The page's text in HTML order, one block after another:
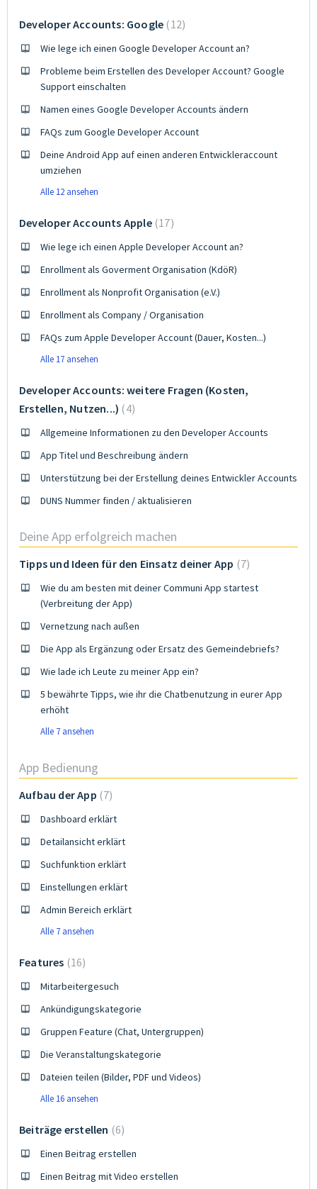
Developer Accounts: Google 12
Wie lege ich einen Google Developer Account an?
Probleme beim Erstellen des Developer Account? Google
Support einschalten
Namen eines Google Developer Accounts ändern
FAQs zum Google Developer Account
Deine Android App auf einen anderen Entwickleraccount
umziehen
Alle 12 ansehen
Developer Accounts Apple 17
Wie lege ich einen Apple Developer Account an?
Enrollment als Goverment Organisation (KdöR)
Enrollment als Nonprofit Organisation (e.V.)
Enrollment als Company / Organisation
FAQs zum Apple Developer Account (Dauer, Kosten...)
Alle 17 ansehen
Developer Accounts: weitere Fragen (Kosten,
Erstellen, Nutzen...) 4
Allgemeine Informationen zu den Developer Accounts
App Titel und Beschreibung ändern
Unterstützung bei der Erstellung deines Entwickler Accounts
DUNS Nummer finden / aktualisieren
Deine App erfolgreich machen
Tipps und Ideen für den Einsatz deiner App 7
Wie du am besten mit deiner Communi App startest
(Verbreitung der App)
Vernetzung nach außen
Die App als Ergänzung oder Ersatz des Gemeindebriefs?
Wie lade ich Leute zu meiner App ein?
5 bewährte Tipps, wie ihr die Chatbenutzung in eurer App
erhöht
Alle 7 ansehen
App Bedienung
Aufbau der App 7
Dashboard erklärt
Detailansicht erklärt
Suchfunktion erklärt
Einstellungen erklärt
Admin Bereich erklärt
Alle 7 ansehen
Features 16
Mitarbeitergesuch
Ankündigungskategorie
Gruppen Feature (Chat, Untergruppen)
Die Veranstaltungskategorie
Dateien teilen (Bilder, PDF und Videos)
Alle 16 ansehen
Beiträge erstellen 6
Einen Beitrag erstellen
Einen Beitrag mit Video erstellen